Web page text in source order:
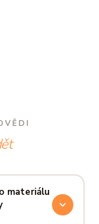
materiálu